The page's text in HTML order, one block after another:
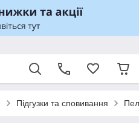
Підгузки та сповивання